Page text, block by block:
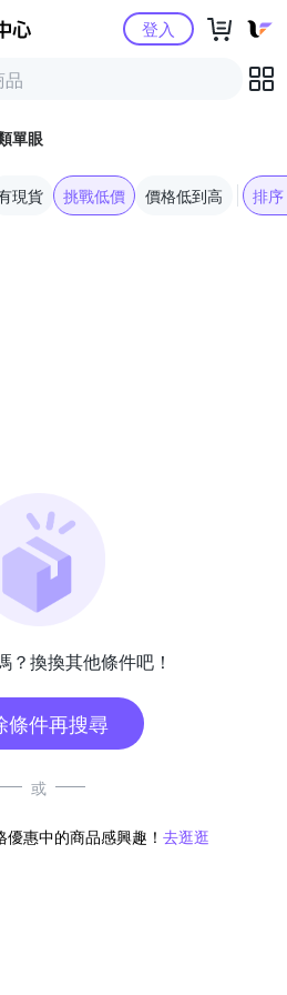
Yahoo購物中心登入
單眼
現貨 挑戰低價 價格低到高 排序
？換換其他條件吧！
條件再搜尋
或
惠中的商品感興趣！ 去逛逛